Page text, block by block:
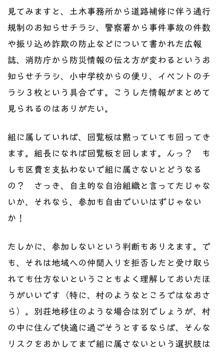
見てみますと、土木事務所から道路補修に伴う通行
規制のお知らせチラシ、警察署から事件事故の件数
や振り込め詐欺の防止などについて書かれた広報
誌、消防庁から防災情報の伝え方が変わるというお
知らせチラシ、小中学校からの便り、イベントのチ
ラシ３枚という具合です。こうした情報がまとめて
見られるのはありがたい。
組に属していれば、回覧板は黙っていても回ってき
ます。組長になれば回覧板を回します。んっ？ も
しも区費を支払わないで組に属さないとどうなる
の？ さっき、自主的な自治組織と言ってたじゃな
いか、それなら、参加も自由でいいはずじゃない
か！
たしかに、参加しないという判断もありえます。で
も、それは地域への仲間入りを拒否したと受け取ら
れても仕方ないということもよく理解しておいたほ
うがいいです（特に、村のようなところではなおさ
ら）。別荘地移住のような場合は別でしょうが、村
の中に住んで快適に過ごそうとするならば、そんな
リスクをおかしてまで組に属さないという選択肢は